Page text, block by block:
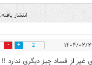
انتشار یافته: 11
2
از فساد چیز دیگری ندارد !!